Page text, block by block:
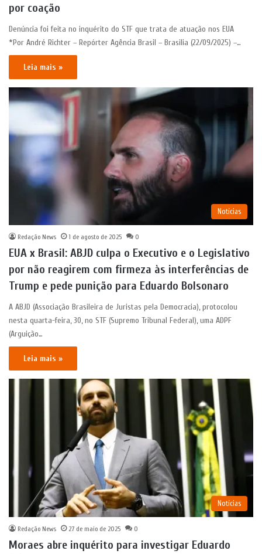
por coação
Denúncia foi feita no inquérito do STF que trata de atuação nos EUA
*Por André Richter – Repórter Agência Brasil – Brasilia (22/09/2025) –…
Leia mais »
Notícias
Redação News 1 de agosto de 2025 0
EUA x Brasil: ABJD culpa o Executivo e o Legislativo
por não reagirem com firmeza às interferências de
Trump e pede punição para Eduardo Bolsonaro
A ABJD (Associação Brasileira de Juristas pela Democracia), protocolou
nesta quarta-feira, 30, no STF (Supremo Tribunal Federal), uma ADPF
(Arguição…
Leia mais »
Notícias
Redação News 27 de maio de 2025 0
Moraes abre inquérito para investigar Eduardo